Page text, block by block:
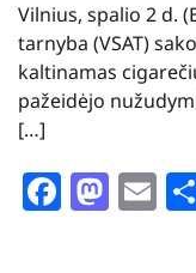
Vilnius, spalio 2 d.
tarnyba (VSAT)
kaltinamas
pažeidėjo
[…]